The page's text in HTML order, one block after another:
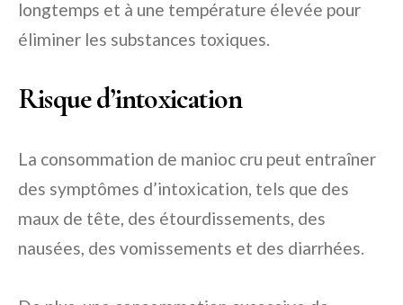
longtemps et à une température élevée pour
éliminer les substances toxiques.
Risque d’intoxication
La consommation de manioc cru peut entraîner
des symptômes d’intoxication, tels que des
maux de tête, des étourdissements, des
nausées, des vomissements et des diarrhées.